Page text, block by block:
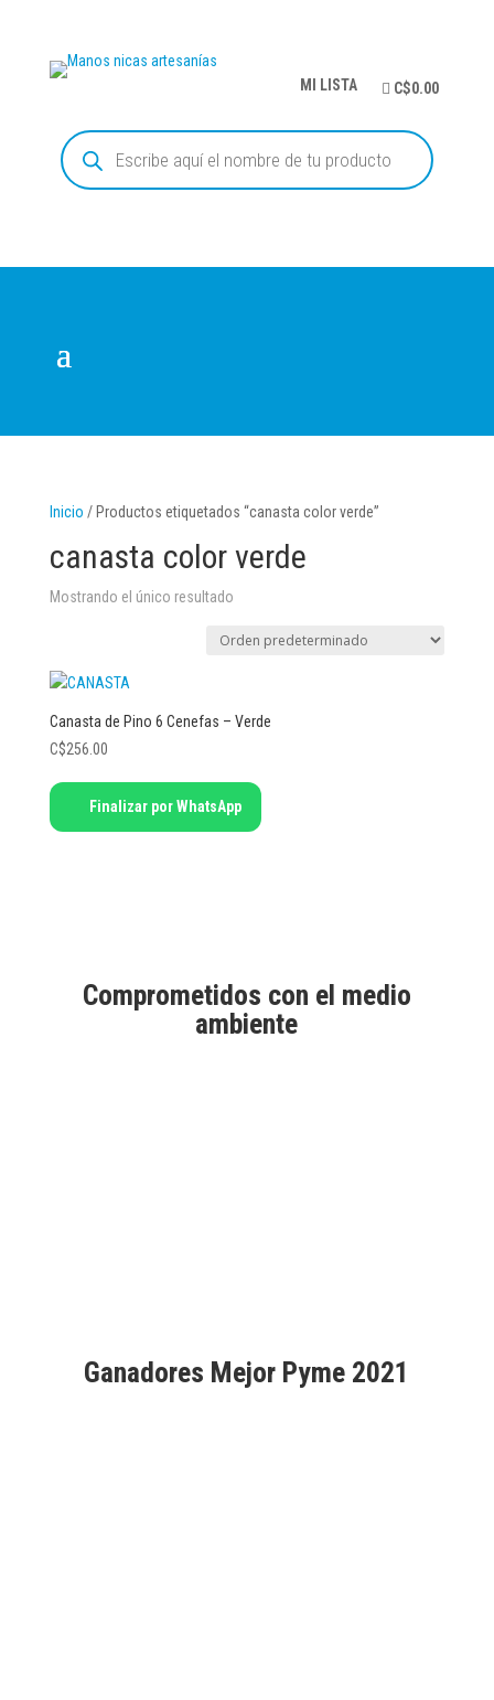
MI LISTA C$0.00
Búsqueda
de
productos
Inicio / Productos etiquetados “canasta color verde”
canasta color verde
Mostrando el único resultado
Canasta de Pino 6 Cenefas – Verde
C$256.00
Finalizar por WhatsApp
Comprometidos con el medio
ambiente
Ganadores Mejor Pyme 2021